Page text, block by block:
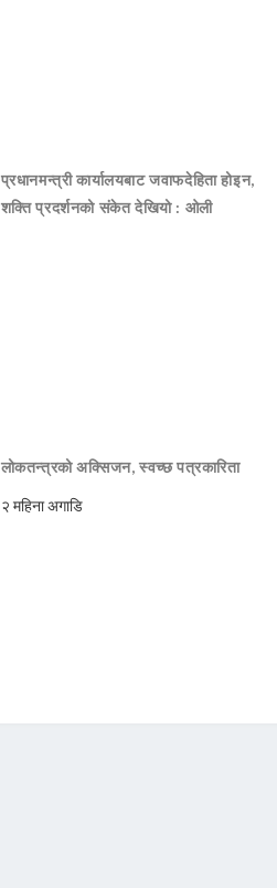
प्रधानमन्त्री कार्यालयबाट जवाफदेहिता होइन,
शक्ति प्रदर्शनको संकेत देखियो : ओली
लोकतन्त्रको अक्सिजन, स्वच्छ पत्रकारिता
२ महिना अगाडि